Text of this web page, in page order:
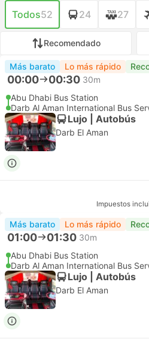
Todos52 24 27
Recomendado
Más barato Lo más rápido
00:00 00:30 30m
Abu Dhabi Bus Station
Darb Al Aman International Bus
Lujo | Autobús
Darb El Aman
Impuestos
Más barato Lo más rápido
01:00 01:30 30m
Abu Dhabi Bus Station
Darb Al Aman International Bus
Lujo | Autobús
Darb El Aman